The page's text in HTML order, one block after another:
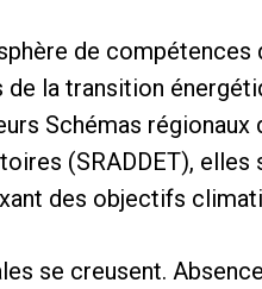
de compétences
la transition
Schémas régionaux
(SRADDET), elles
des objectifs
se creusent. Absence